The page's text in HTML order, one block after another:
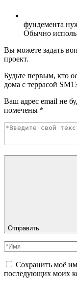
фундемента
Обычно
Вы можете задать
проект.
Будьте первым, кто
дома с террасой
Ваш адрес email не
помечены *
Отправить
Сохранить моё
последующих моих